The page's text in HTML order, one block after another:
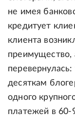
не имея
кредитует
клиента
преимущество,
десяткам
одного
платежей в 60-